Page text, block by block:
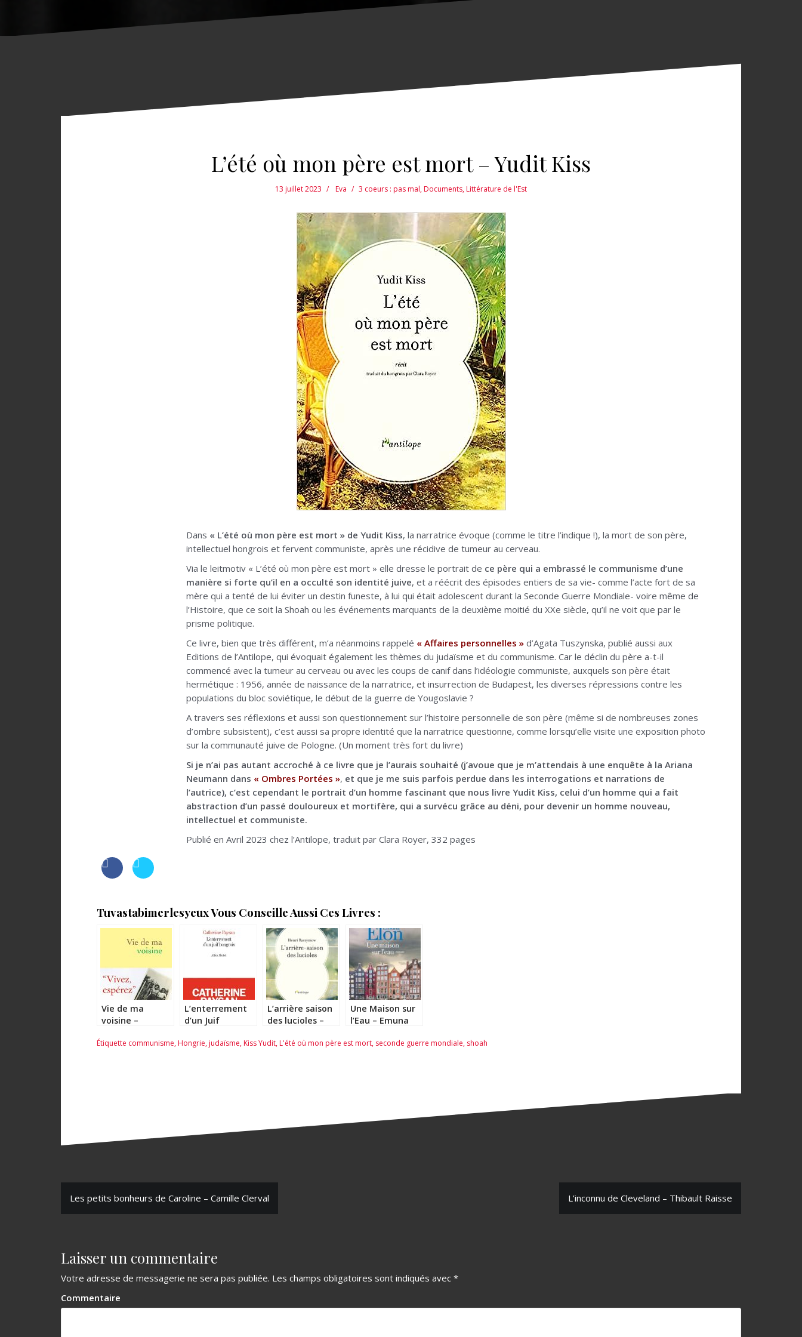
L’été où mon père est mort – Yudit Kiss
13 juillet 2023 Eva 3 coeurs : pas mal,Documents,Littérature de l'Est
Dans « L’été où mon père est mort » de Yudit Kiss, la narratrice évoque (comme le titre l’indique !), la mort de son père,
intellectuel hongrois et fervent communiste, après une récidive de tumeur au cerveau.
Via le leitmotiv « L’été où mon père est mort » elle dresse le portrait de ce père qui a embrassé le communisme d’une
manière si forte qu’il en a occulté son identité juive, et a réécrit des épisodes entiers de sa vie- comme l’acte fort de sa
mère qui a tenté de lui éviter un destin funeste, à lui qui était adolescent durant la Seconde Guerre Mondiale- voire même de
l’Histoire, que ce soit la Shoah ou les événements marquants de la deuxième moitié du XXe siècle, qu’il ne voit que par le
prisme politique.
Ce livre, bien que très différent, m’a néanmoins rappelé « Affaires personnelles » d’Agata Tuszynska, publié aussi aux
Editions de l’Antilope, qui évoquait également les thèmes du judaïsme et du communisme. Car le déclin du père a-t-il
commencé avec la tumeur au cerveau ou avec les coups de canif dans l’idéologie communiste, auxquels son père était
hermétique : 1956, année de naissance de la narratrice, et insurrection de Budapest, les diverses répressions contre les
populations du bloc soviétique, le début de la guerre de Yougoslavie ?
A travers ses réflexions et aussi son questionnement sur l’histoire personnelle de son père (même si de nombreuses zones
d’ombre subsistent), c’est aussi sa propre identité que la narratrice questionne, comme lorsqu’elle visite une exposition photo
sur la communauté juive de Pologne. (Un moment très fort du livre)
Si je n’ai pas autant accroché à ce livre que je l’aurais souhaité (j’avoue que je m’attendais à une enquête à la Ariana
Neumann dans « Ombres Portées », et que je me suis parfois perdue dans les interrogations et narrations de
l’autrice), c’est cependant le portrait d’un homme fascinant que nous livre Yudit Kiss, celui d’un homme qui a fait
abstraction d’un passé douloureux et mortifère, qui a survécu grâce au déni, pour devenir un homme nouveau,
intellectuel et communiste.
Publié en Avril 2023 chez l’Antilope, traduit par Clara Royer, 332 pages
Tuvastabimerlesyeux Vous Conseille Aussi Ces Livres :
Vie de ma
voisine –
Brisac
L’enterrement
d’un Juif
Catherine
L’arrière saison
des lucioles –
Une Maison sur
l’Eau – Emuna
Étiquette communisme,Hongrie,judaïsme,Kiss Yudit,L'été où mon père est mort, seconde guerre mondiale, shoah
N
i
g
a
Les petits bonheurs de Caroline – Camille Clerval L’inconnu de Cleveland – Thibault Raisse
Laisser un commentaire
Votre adresse de messagerie ne sera pas publiée. Les champs obligatoires sont indiqués avec *
Commentaire